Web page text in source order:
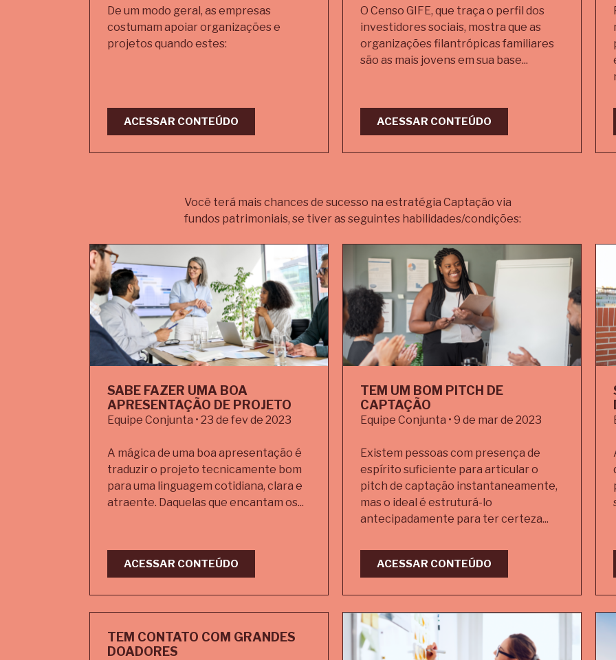
De um modo geral, as empresas
costumam apoiar organizações e
projetos quando estes:
ACESSAR CONTEÚDO
O Censo GIFE, que traça o perfil dos
investidores sociais, mostra que as
organizações filantrópicas familiares
são as mais jovens em sua base...
ACESSAR CONTEÚDO
Você terá mais chances de sucesso na estratégia Captação via
fundos patrimoniais, se tiver as seguintes habilidades/condições:
SABE FAZER UMA BOA
APRESENTAÇÃO DE PROJETO
Equipe Conjunta • 23 de fev de 2023
A mágica de uma boa apresentação é
traduzir o projeto tecnicamente bom
para uma linguagem cotidiana, clara e
atraente. Daquelas que encantam os...
ACESSAR CONTEÚDO
TEM UM BOM PITCH DE
CAPTAÇÃO
Equipe Conjunta • 9 de mar de 2023
Existem pessoas com presença de
espírito suficiente para articular o
pitch de captação instantaneamente,
mas o ideal é estruturá-lo
antecipadamente para ter certeza...
ACESSAR CONTEÚDO
TEM CONTATO COM GRANDES
DOADORES